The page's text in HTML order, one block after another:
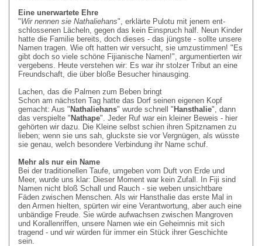
Eine unerwartete Ehre
"Wir nennen sie Nathaliehans", erklärte Pulotu mit jenem ent­
schlos­senen Lächeln, gegen das kein Einspruch half. Neun Kinder
hatte die Familie bereits, doch dieses - das jüngste - sollte unsere
Namen tragen. Wie oft hatten wir versucht, sie umzustimmen! "Es
gibt doch so viele schöne Fijianische Namen!", argumentierten wir
vergebens. Heute verstehen wir: Es war ihr stolzer Tribut an eine
Freundschaft, die über bloße Besucher hinausging.
Lachen, das die Palmen zum Beben bringt
Schon am nächsten Tag hatte das Dorf seinen eigenen Kopf
gemacht: Aus " Nathaliehans" wurde schnell " Hansthalie", dann
das verspielte " Nathape". Jeder Ruf war ein kleiner Beweis - hier
gehörten wir dazu. Die Kleine selbst schien ihren Spitznamen zu
lieben; wenn sie uns sah, gluckste sie vor Vergnügen, als wüsste
sie genau, welch besondere Verbindung ihr Name schuf.
Mehr als nur ein Name
Bei der traditionellen Taufe, umgeben vom Duft von Erde und
Meer, wurde uns klar: Dieser Moment war kein Zufall. In Fiji sind
Namen nicht bloß Schall und Rauch - sie weben unsichtbare
Fäden zwischen Menschen. Als wir Hansthalie das erste Mal in
den Armen hielten, spürten wir eine Verantwortung, aber auch eine
unbändige Freude. Sie würde aufwachsen zwischen Mangroven
und Korallenriffen, unsere Namen wie ein Geheimnis mit sich
tragend - und wir würden für immer ein Stück ihrer Geschichte
sein.